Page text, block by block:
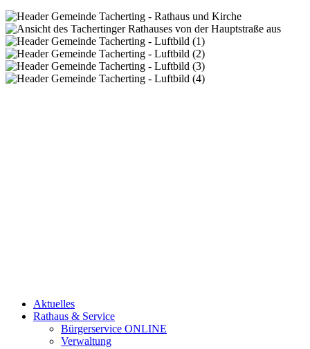
Aktuelles
Rathaus & Service
Bürgerservice ONLINE
Verwaltung